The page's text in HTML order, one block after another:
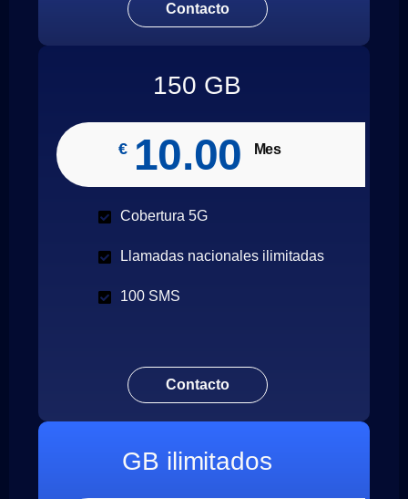
Contacto
150 GB
€ 10.00 Mes
Cobertura 5G
Llamadas nacionales ilimitadas
100 SMS
Contacto
GB ilimitados